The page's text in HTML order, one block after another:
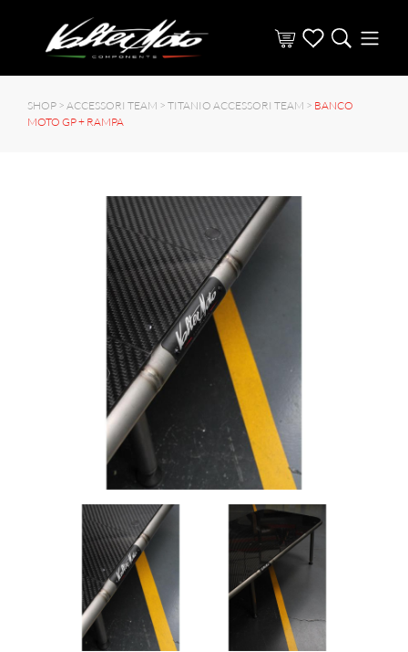
SHOP > ACCESSORI TEAM > TITANIO ACCESSORI TEAM > BANCO
MOTO GP + RAMPA